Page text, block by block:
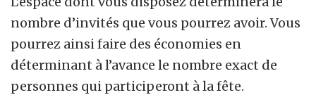
nombre d’invités que vous pourrez avoir. Vous
pourrez ainsi faire des économies en
déterminant à l’avance le nombre exact de
personnes qui participeront à la fête.